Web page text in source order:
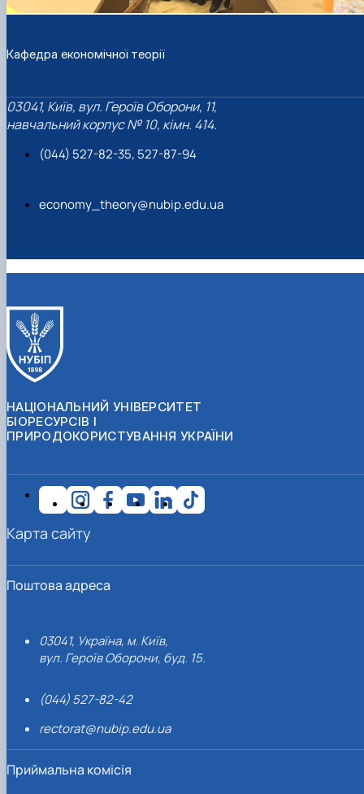
Кафедра економічної теорії
03041, Київ, вул. Героїв Оборони, 11,
навчальний корпус № 10, кімн. 414.
(044) 527-82-35, 527-87-94
economy_theory@nubip.edu.ua
НАЦІОНАЛЬНИЙ УНІВЕРСИТЕТ
БІОРЕСУРСІВ І
ПРИРОДОКОРИСТУВАННЯ УКРАЇНИ
Поштова адреса
03041, Україна, м. Київ,
вул. Героїв Оборони, буд. 15.
(044) 527-82-42
rectorat@nubip.edu.ua
Приймальна комісія
Карта сайту